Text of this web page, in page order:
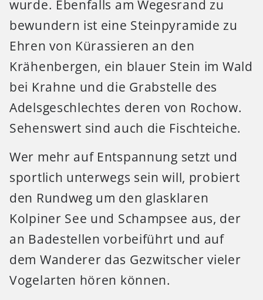
wurde. Ebenfalls am Wegesrand zu
bewundern ist eine Steinpyramide zu
Ehren von Kürassieren an den
Krähenbergen, ein blauer Stein im Wald
bei Krahne und die Grabstelle des
Adelsgeschlechtes deren von Rochow.
Sehenswert sind auch die Fischteiche.
Wer mehr auf Entspannung setzt und
sportlich unterwegs sein will, probiert
den Rundweg um den glasklaren
Kolpiner See und Schampsee aus, der
an Badestellen vorbeiführt und auf
dem Wanderer das Gezwitscher vieler
Vogelarten hören können.